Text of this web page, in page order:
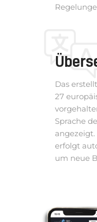
Das
27
Sprache
erfolgt
um neue